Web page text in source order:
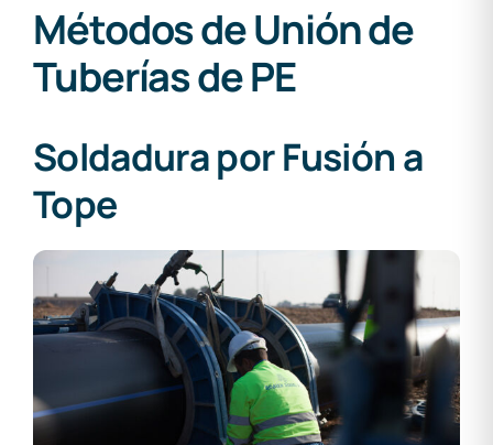
Métodos de Unión de
Tuberías de PE
Soldadura por Fusión a
Tope